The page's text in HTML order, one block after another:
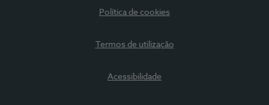
Política de cookies
Termos de utilização
Acessibilidade